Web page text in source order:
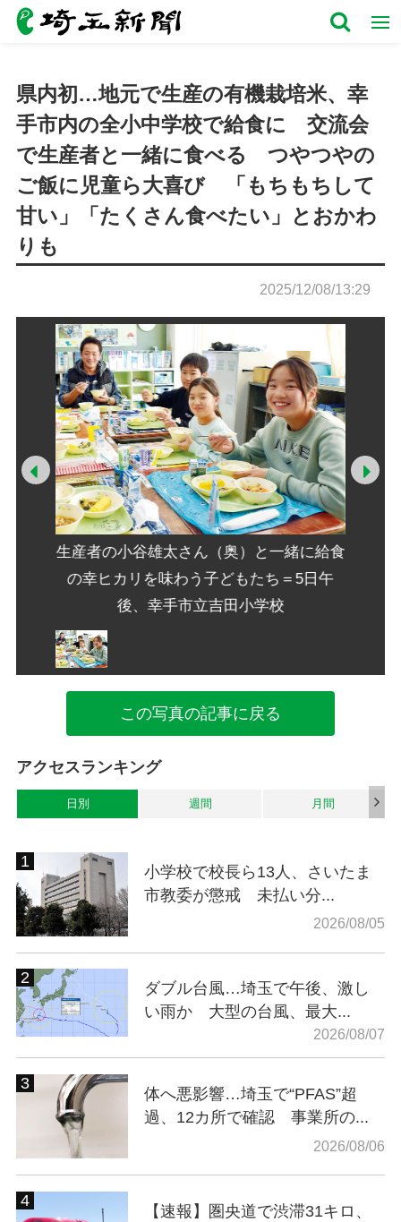
県内初…地元で生産の有機栽培米、幸
手市内の全小中学校で給食に 交流会
で生産者と一緒に食べる つやつやの
ご飯に児童ら大喜び 「もちもちして
甘い」「たくさん食べたい」とおかわ
りも
2025/12/08/13:29
生産者の小谷雄太さん（奥）と一緒に給食
の幸ヒカリを味わう子どもたち＝5日午
後、幸手市立吉田小学校
Prev
この写真の記事に戻る
アクセスランキング
日別 週間 月間
小学校で校長ら13人、さいたま
市教委が懲戒 未払い分...
2026/08/05
ダブル台風…埼玉で午後、激し
い雨か 大型の台風、最大...
2026/08/07
体へ悪影響…埼玉で“PFAS”超
過、12カ所で確認 事業所の...
2026/08/06
【速報】圏央道で渋滞31キロ、